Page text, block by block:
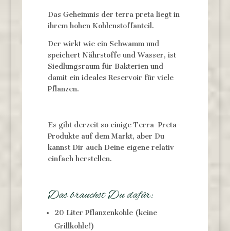
Das Geheimnis der terra preta liegt in
ihrem hohen Kohlenstoffanteil.
Der wirkt wie ein Schwamm und
speichert Nährstoffe und Wasser, ist
Siedlungsraum für Bakterien und
damit ein ideales Reservoir für viele
Pflanzen.
Es gibt derzeit so einige Terra-Preta-
Produkte auf dem Markt, aber Du
kannst Dir auch Deine eigene relativ
einfach herstellen.
Das brauchst Du dafür:
20 Liter Pflanzenkohle (keine
Grillkohle!)